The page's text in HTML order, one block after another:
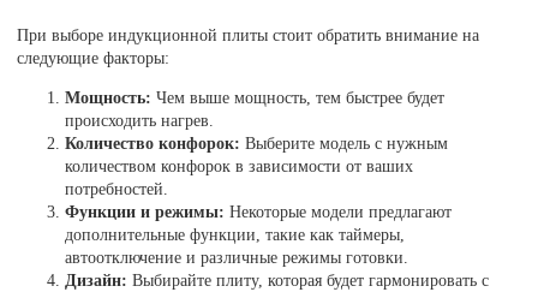
При выборе индукционной плиты стоит обратить внимание на
следующие факторы:
Мощность: Чем выше мощность, тем быстрее будет
происходить нагрев.
Количество конфорок: Выберите модель с нужным
количеством конфорок в зависимости от ваших
потребностей.
Функции и режимы: Некоторые модели предлагают
дополнительные функции, такие как таймеры,
автоотключение и различные режимы готовки.
Дизайн: Выбирайте плиту, которая будет гармонировать с